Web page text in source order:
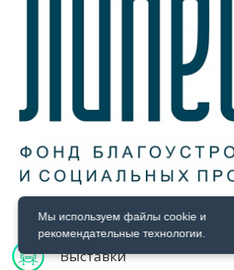
РАЗВЛЕКАЕТСЯ
Выставки
Мы используем файлы cookie и
рекомендательные технологии.